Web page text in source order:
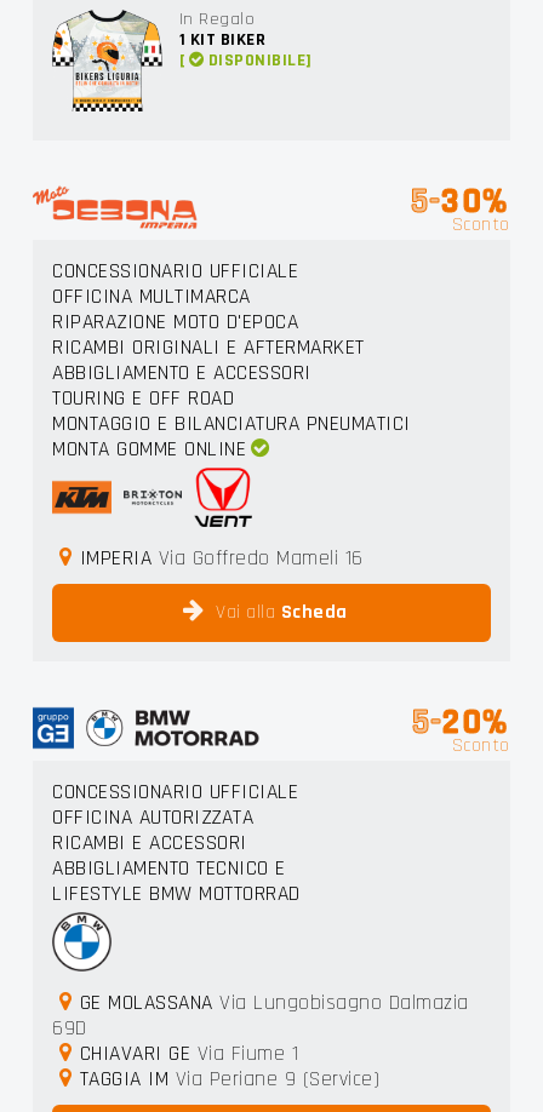
In Regalo
1 KIT BIKER
[
DISPONIBILE]
5-30%
Sconto
CONCESSIONARIO UFFICIALE
OFFICINA MULTIMARCA
RIPARAZIONE MOTO D'EPOCA
RICAMBI ORIGINALI E AFTERMARKET
ABBIGLIAMENTO E ACCESSORI
TOURING E OFF ROAD
MONTAGGIO E BILANCIATURA PNEUMATICI
MONTA GOMME ONLINE
IMPERIA Via Goffredo Mameli 16
Vai alla Scheda
5-20%
Sconto
CONCESSIONARIO UFFICIALE
OFFICINA AUTORIZZATA
RICAMBI E ACCESSORI
ABBIGLIAMENTO TECNICO E
LIFESTYLE BMW MOTTORRAD
GE MOLASSANA Via Lungobisagno Dalmazia
69D
CHIAVARI GE Via Fiume 1
TAGGIA IM Via Periane 9 (Service)